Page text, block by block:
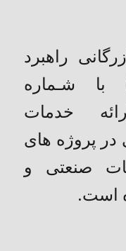
راهبرد
با شـماره
ارائه خدمات
در پروژه های
صنعتی و
است.